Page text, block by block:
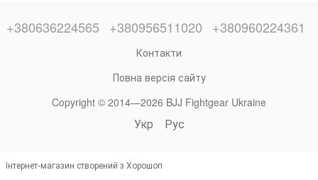
+380636224565 +380956511020 +380960224361
Контакти
Повна версія сайту
Copyright © 2014—2026 BJJ Fightgear Ukraine
Укр Рус
Інтернет-магазин створений з Хорошоп